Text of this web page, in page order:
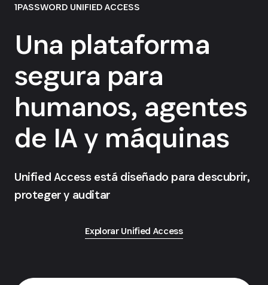
1PASSWORD UNIFIED ACCESS
Una plataforma
segura para
humanos, agentes
de IA y máquinas
Unified Access está diseñado para descubrir,
proteger y auditar
Explorar Unified Access